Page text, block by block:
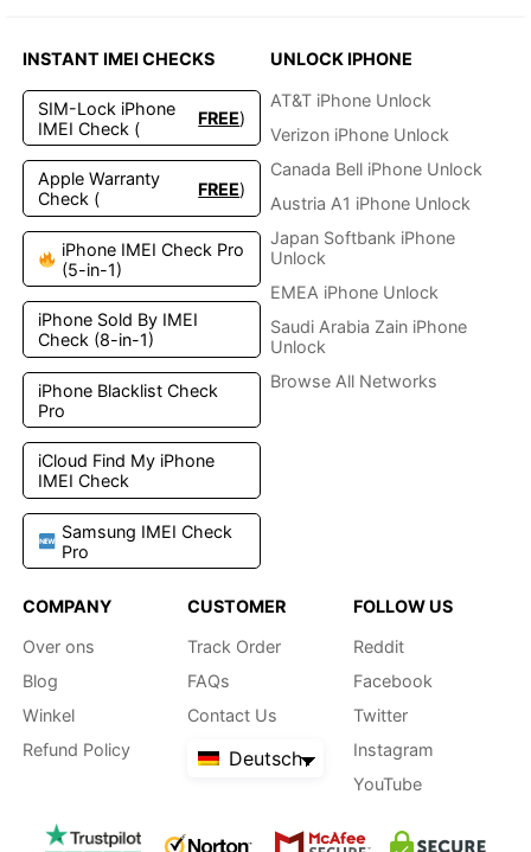
Die
Optionen
können
auf
der
Produktseite
gewählt
werden
INSTANT IMEI CHECKS
SIM-Lock iPhone
IMEI Check (
FREE)
Apple Warranty
Check (
FREE)
iPhone IMEI Check Pro
(5-in-1)
iPhone Sold By IMEI
Check (8-in-1)
iPhone Blacklist Check
Pro
iCloud Find My iPhone
IMEI Check
Samsung IMEI Check
Pro
UNLOCK IPHONE
AT&T iPhone Unlock
Verizon iPhone Unlock
Canada Bell iPhone Unlock
Austria A1 iPhone Unlock
Japan Softbank iPhone
Unlock
EMEA iPhone Unlock
Saudi Arabia Zain iPhone
Unlock
Browse All Networks
COMPANY
Over ons
Blog
Winkel
Refund Policy
CUSTOMER
Track Order
FAQs
Contact Us
Deutsch
FOLLOW US
Reddit
Facebook
Twitter
Instagram
YouTube